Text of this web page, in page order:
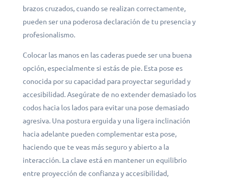
brazos cruzados, cuando se realizan correctamente,
pueden ser una poderosa declaración de tu presencia y
profesionalismo.
Colocar las manos en las caderas puede ser una buena
opción, especialmente si estás de pie. Esta pose es
conocida por su capacidad para proyectar seguridad y
accesibilidad. Asegúrate de no extender demasiado los
codos hacia los lados para evitar una pose demasiado
agresiva. Una postura erguida y una ligera inclinación
hacia adelante pueden complementar esta pose,
haciendo que te veas más seguro y abierto a la
interacción. La clave está en mantener un equilibrio
entre proyección de confianza y accesibilidad,